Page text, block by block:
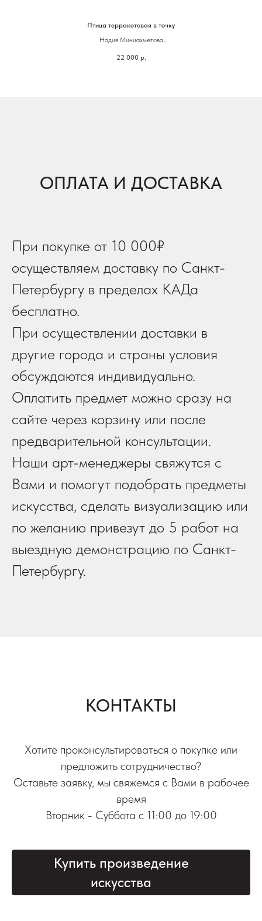
Птица терракотовая в точку
Надия Миниахметова
28 х 27 см
22 000 р.
ОПЛАТА И ДОСТАВКА
При покупке от 10 000₽
осуществляем доставку по Санкт-
Петербургу в пределах КАДа
бесплатно.
При осуществлении доставки в
другие города и страны условия
обсуждаются индивидуально.
Оплатить предмет можно сразу на
сайте через корзину или после
предварительной консультации.
Наши арт-менеджеры свяжутся с
Вами и помогут подобрать предметы
искусства, сделать визуализацию или
по желанию привезут до 5 работ на
выездную демонстрацию по Санкт-
Петербургу.
КОНТАКТЫ
Хотите проконсультироваться о покупке или
предложить сотрудничество?
Оставьте заявку, мы свяжемся с Вами в рабочее
время
Вторник - Суббота с 11:00 до 19:00
Купить произведение
искусства